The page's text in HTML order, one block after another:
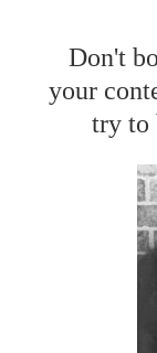
Don't
your
try to